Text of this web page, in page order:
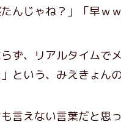
んじゃね？」「早
ず、リアルタイムで
という、みえきょん
言えない言葉だと思っ